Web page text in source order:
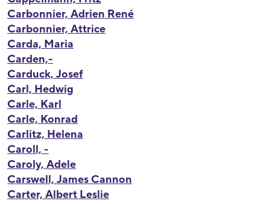
Carbonnier, Adrien René
Carbonnier, Attrice
Carda, Maria
Carden,-
Carduck, Josef
Carl, Hedwig
Carle, Karl
Carle, Konrad
Carlitz, Helena
Caroll, -
Caroly, Adele
Carswell, James Cannon
Carter, Albert Leslie